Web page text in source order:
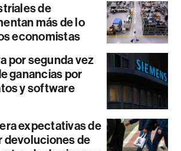
de
más de lo
economistas
por segunda vez
ganancias por
y software
expectativas de
devoluciones de